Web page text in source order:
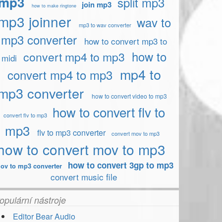
how to make ringtone join mp3
joinner mp3 to wav converter
wav to
mp3 converter
how to convert mp3 to
midi convert mp4 to mp3 how to
convert mp4 to mp3 mp4 to
converter
how to convert video to mp3
convert flv to mp3
how to convert flv to
mp3
flv to mp3 converter convert mov to mp3
to convert mov to mp3
to mp3 converter how to convert 3gp to mp3
convert music file
nástroje
Editor Bear Audio